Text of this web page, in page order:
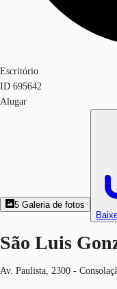
Escritório
ID 695642
Alugar
5 Galeria de fotos
São Luis
Av. Paulista, 2300 -